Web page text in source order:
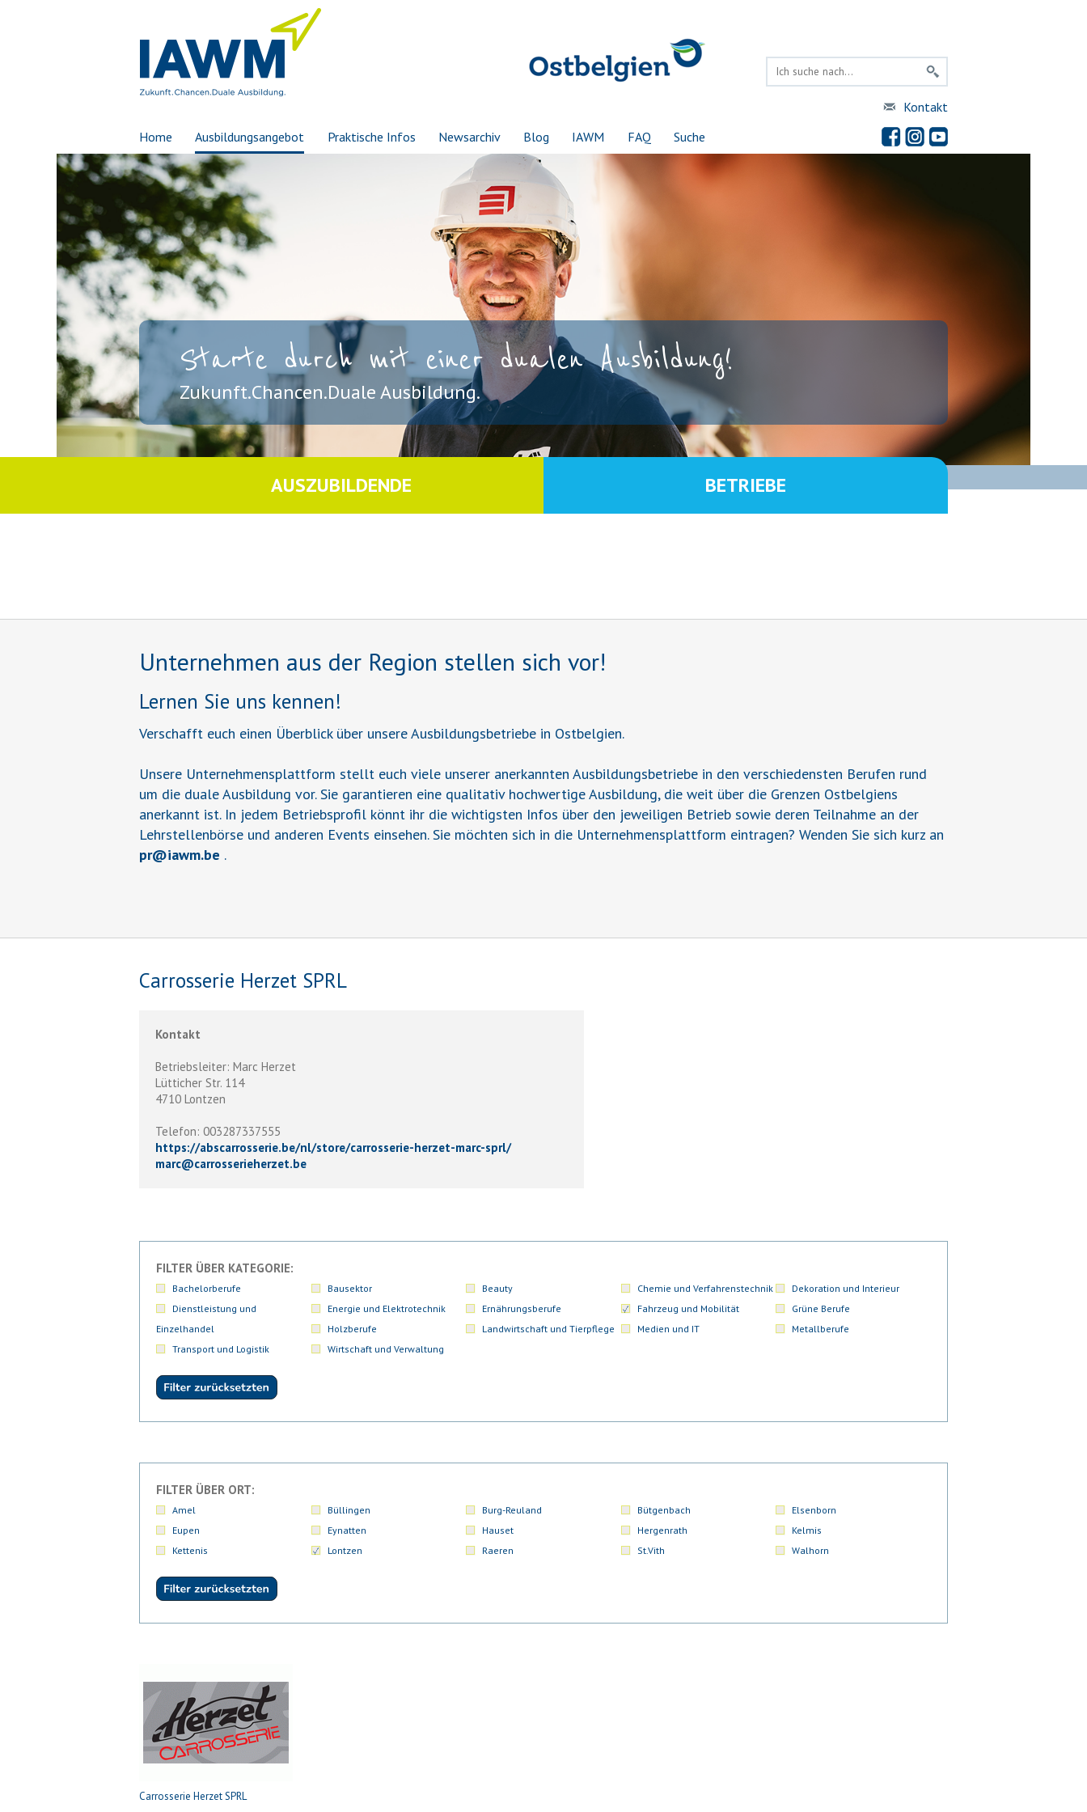
Home Ausbildungsangebot Praktische Infos Newsarchiv Blog IAWM FAQ Suche
Kontakt
Starte durch mit einer dualen Ausbildung!
Zukunft.Chancen.Duale Ausbildung.
AUSZUBILDENDE BETRIEBE
Unternehmen aus der Region stellen sich vor!
Lernen Sie uns kennen!
Verschafft euch einen Überblick über unsere Ausbildungsbetriebe in Ostbelgien.
Unsere Unternehmensplattform stellt euch viele unserer anerkannten Ausbildungsbetriebe in den verschiedensten Berufen rund
um die duale Ausbildung vor. Sie garantieren eine qualitativ hochwertige Ausbildung, die weit über die Grenzen Ostbelgiens
anerkannt ist. In jedem Betriebsprofil könnt ihr die wichtigsten Infos über den jeweiligen Betrieb sowie deren Teilnahme an der
Lehrstellenbörse und anderen Events einsehen. Sie möchten sich in die Unternehmensplattform eintragen? Wenden Sie sich kurz an
pr@iawm.be .
Carrosserie Herzet SPRL
Kontakt
Betriebsleiter: Marc Herzet
Lütticher Str. 114
4710 Lontzen
Telefon: 003287337555
https://abscarrosserie.be/nl/store/carrosserie-herzet-marc-sprl/
marc@carrosserieherzet.be
FILTER ÜBER KATEGORIE:
Bachelorberufe Bausektor Beauty Chemie und Verfahrenstechnik
Dekoration und Interieur
Dienstleistung und
Einzelhandel
Energie und Elektrotechnik Ernährungsberufe Fahrzeug und Mobilität
Grüne Berufe
Holzberufe
Landwirtschaft und Tierpflege Medien und IT
Metallberufe
Transport und Logistik
Wirtschaft und Verwaltung
FILTER ÜBER ORT:
Amel Büllingen Burg-Reuland Bütgenbach
Elsenborn
Eupen
Eynatten Hauset Hergenrath
Kelmis
Kettenis
Lontzen Raeren St.Vith Walhorn
Carrosserie Herzet SPRL